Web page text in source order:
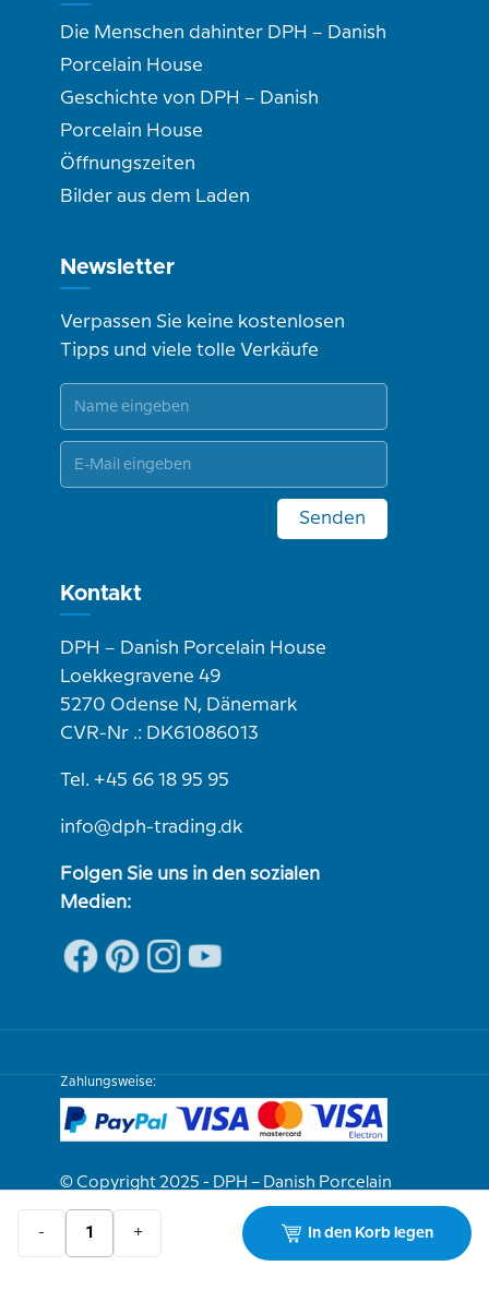
- + In den Korb legen
Die Menschen dahinter DPH – Danish
Porcelain House
Geschichte von DPH – Danish
Porcelain House
Öffnungszeiten
Bilder aus dem Laden
Newsletter
Verpassen Sie keine kostenlosen
Tipps und viele tolle Verkäufe
Senden
Kontakt
DPH – Danish Porcelain House
Loekkegravene 49
5270 Odense N, Dänemark
CVR-Nr .: DK61086013
Tel. +45 66 18 95 95
info@dph-trading.dk
Folgen Sie uns in den sozialen
Medien:
Zahlungsweise:
© Copyright 2025 - DPH – Danish Porcelain